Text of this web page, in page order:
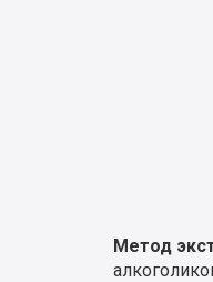
Метод